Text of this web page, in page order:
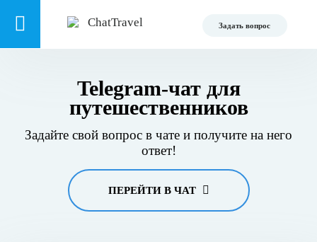
Задать вопрос
Telegram-чат для
путешественников
Задайте свой вопрос в чате и получите на него
ответ!
ПЕРЕЙТИ В ЧАТ